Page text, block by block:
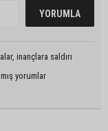
inançlara saldırı
yorumlar